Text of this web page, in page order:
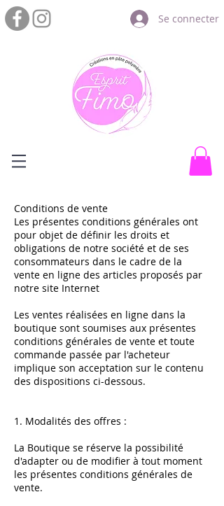
Se connecter
Conditions de vente
Les présentes conditions générales ont
pour objet de définir les droits et
obligations de notre société et de ses
consommateurs dans le cadre de la
vente en ligne des articles proposés par
notre site Internet
Les ventes réalisées en ligne dans la
boutique sont soumises aux présentes
conditions générales de vente et toute
commande passée par l'acheteur
implique son acceptation sur le contenu
des dispositions ci-dessous.
1. Modalités des offres :
La Boutique se réserve la possibilité
d'adapter ou de modifier à tout moment
les présentes conditions générales de
vente.